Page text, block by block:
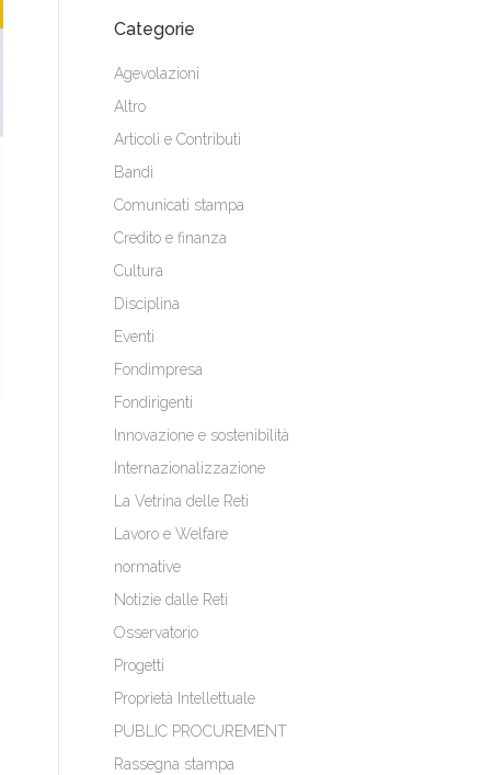
Categorie
Agevolazioni
Altro
Articoli e Contributi
Bandi
Comunicati stampa
Credito e finanza
Cultura
Disciplina
Eventi
Fondimpresa
Fondirigenti
Innovazione e sostenibilità
Internazionalizzazione
La Vetrina delle Reti
Lavoro e Welfare
normative
Notizie dalle Reti
Osservatorio
Progetti
Proprietà Intellettuale
PUBLIC PROCUREMENT
Rassegna stampa